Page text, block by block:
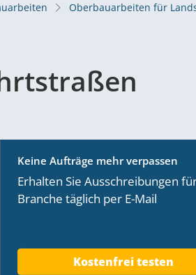
Oberbauarbeiten für
Keine Aufträge mehr verpassen
Erhalten Sie Ausschreibungen
Branche täglich per E-Mail
Kostenfrei testen